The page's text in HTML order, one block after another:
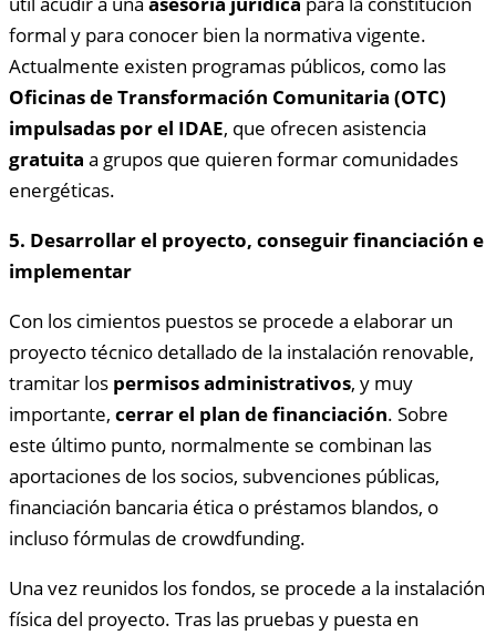
formal y para conocer bien la normativa vigente.
Actualmente existen programas públicos, como las
Oficinas de Transformación Comunitaria (OTC)
impulsadas por el IDAE, que ofrecen asistencia
gratuita a grupos que quieren formar comunidades
energéticas.
5. Desarrollar el proyecto, conseguir financiación e
implementar
Con los cimientos puestos se procede a elaborar un
proyecto técnico detallado de la instalación renovable,
tramitar los permisos administrativos, y muy
importante, cerrar el plan de financiación. Sobre
este último punto, normalmente se combinan las
aportaciones de los socios, subvenciones públicas,
financiación bancaria ética o préstamos blandos, o
incluso fórmulas de crowdfunding.
Una vez reunidos los fondos, se procede a la instalación
física del proyecto. Tras las pruebas y puesta en